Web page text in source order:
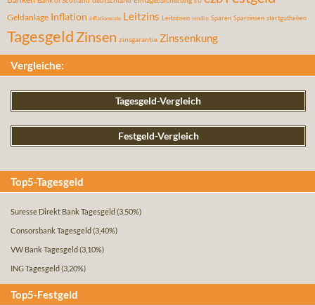
Geldanlage Inflation inflationsrate Leitzins Leitzinsen rendite Sparen Sparzinsen startguthaben
Tagesgeld Zinsen zinsgarantie Zinssenkung
Vergleiche:
Tagesgeld-Vergleich
Festgeld-Vergleich
Top5-Tagesgeld
Suresse Direkt Bank Tagesgeld (3,50%)
Consorsbank Tagesgeld (3,40%)
VW Bank Tagesgeld (3,10%)
ING Tagesgeld (3,20%)
Top5-Festgeld